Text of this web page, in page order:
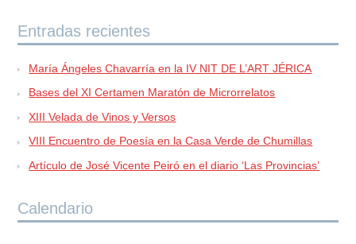
Entradas recientes
María Ángeles Chavarría en la IV NIT DE L’ART JÉRICA
Bases del XI Certamen Maratón de Microrrelatos
XIII Velada de Vinos y Versos
VIII Encuentro de Poesía en la Casa Verde de Chumillas
Artículo de José Vicente Peiró en el diario ‘Las Provincias’
Calendario